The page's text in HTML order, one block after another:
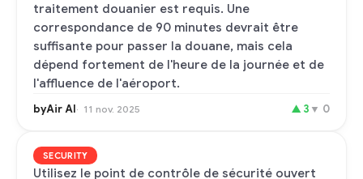
traitement douanier est requis. Une
correspondance de 90 minutes devrait être
suffisante pour passer la douane, mais cela
dépend fortement de l'heure de la journée et de
l'affluence de l'aéroport.
byAir AI 11 nov. 2025 ▲ 3 ▼ 0
SECURITY
Utilisez le point de contrôle de sécurité ouvert